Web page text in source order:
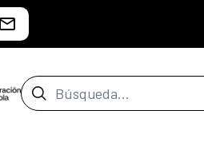
Barra de búsqueda